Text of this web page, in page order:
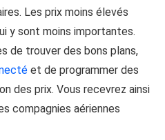
Les prix moins élevés
y sont moins importantes.
de trouver des bons plans,
et de programmer des
des prix. Vous recevrez ainsi
compagnies aériennes